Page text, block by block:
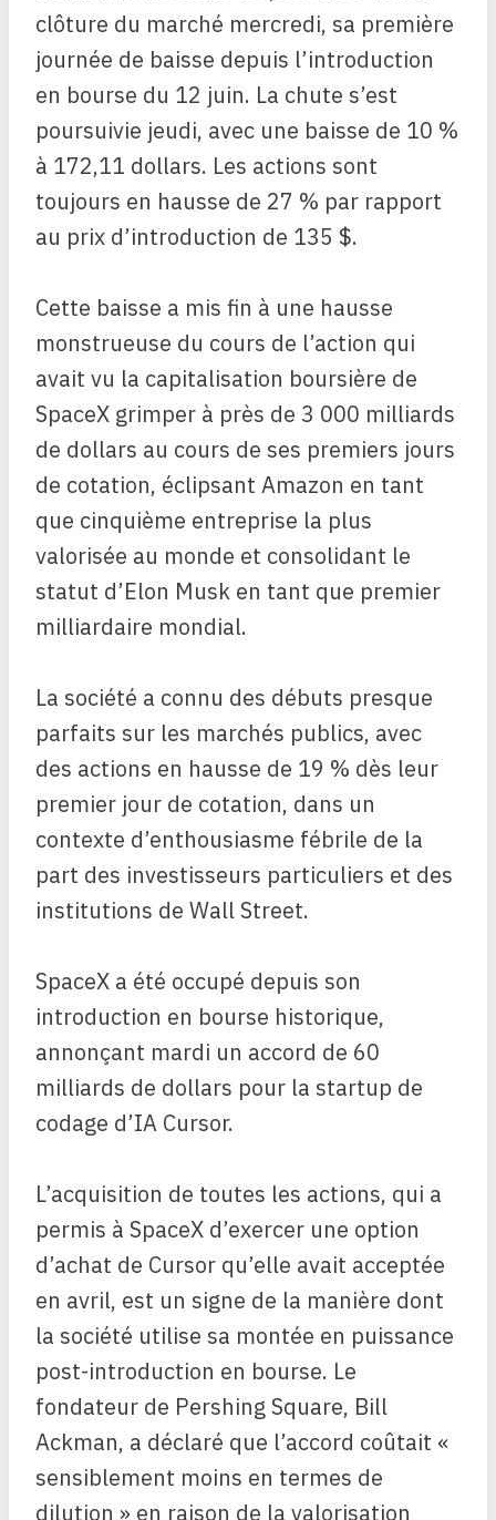
clôture du marché mercredi, sa première
journée de baisse depuis l’introduction
en bourse du 12 juin. La chute s’est
poursuivie jeudi, avec une baisse de 10 %
à 172,11 dollars. Les actions sont
toujours en hausse de 27 % par rapport
au prix d’introduction de 135 $.
Cette baisse a mis fin à une hausse
monstrueuse du cours de l’action qui
avait vu la capitalisation boursière de
SpaceX grimper à près de 3 000 milliards
de dollars au cours de ses premiers jours
de cotation, éclipsant Amazon en tant
que cinquième entreprise la plus
valorisée au monde et consolidant le
statut d’Elon Musk en tant que premier
milliardaire mondial.
La société a connu des débuts presque
parfaits sur les marchés publics, avec
des actions en hausse de 19 % dès leur
premier jour de cotation, dans un
contexte d’enthousiasme fébrile de la
part des investisseurs particuliers et des
institutions de Wall Street.
SpaceX a été occupé depuis son
introduction en bourse historique,
annonçant mardi un accord de 60
milliards de dollars pour la startup de
codage d’IA Cursor.
L’acquisition de toutes les actions, qui a
permis à SpaceX d’exercer une option
d’achat de Cursor qu’elle avait acceptée
en avril, est un signe de la manière dont
la société utilise sa montée en puissance
post-introduction en bourse. Le
fondateur de Pershing Square, Bill
Ackman, a déclaré que l’accord coûtait «
sensiblement moins en termes de
dilution » en raison de la valorisation